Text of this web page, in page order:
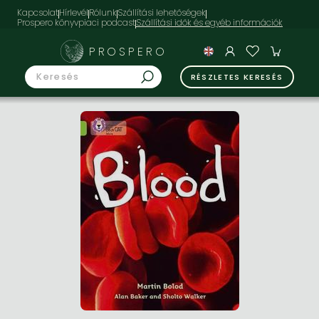
KapcsolatHírlevélRólunkSzállítási lehetőségek
Prospero könyvpiaci podcast
PROSPERO
RÉSZLETES KERESÉS